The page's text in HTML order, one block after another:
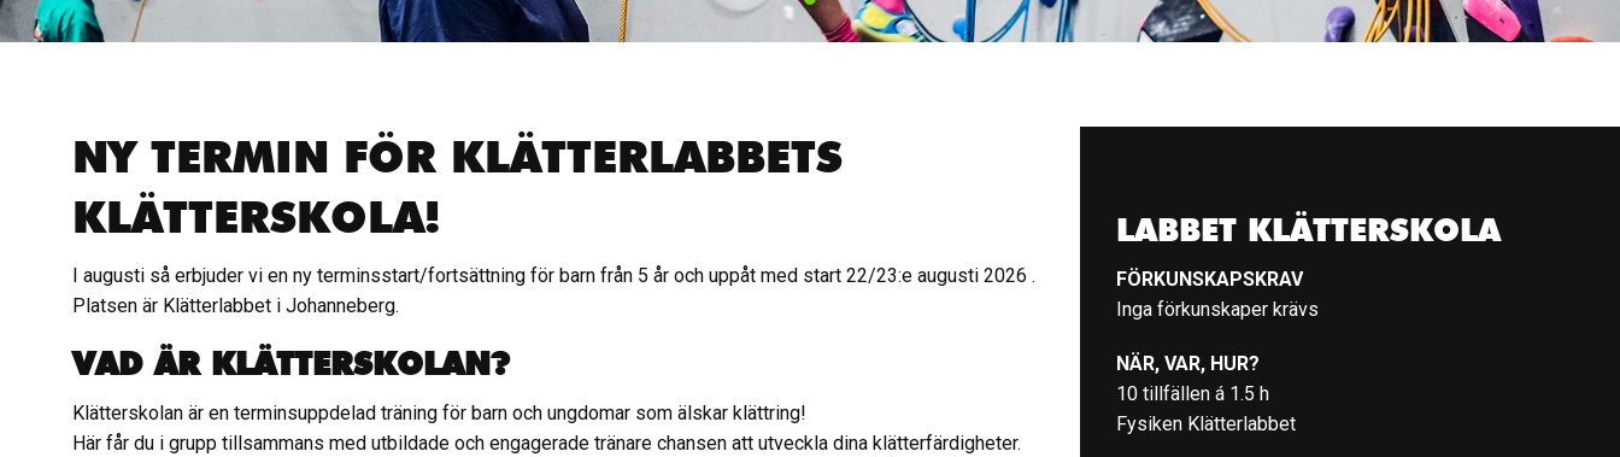
NY TERMIN FÖR KLÄTTERLABBETS
KLÄTTERSKOLA!
I augusti så erbjuder vi en ny terminsstart/fortsättning för barn från 5 år och uppåt med start 22/23:e augusti 2026 .
Platsen är Klätterlabbet i Johanneberg.
VAD ÄR KLÄTTERSKOLAN?
Klätterskolan är en terminsuppdelad träning för barn och ungdomar som älskar klättring!
Här får du i grupp tillsammans med utbildade och engagerade tränare chansen att utveckla dina klätterfärdigheter.
LABBET KLÄTTERSKOLA
FÖRKUNSKAPSKRAV
Inga förkunskaper krävs
NÄR, VAR, HUR?
10 tillfällen á 1.5 h
Fysiken Klätterlabbet